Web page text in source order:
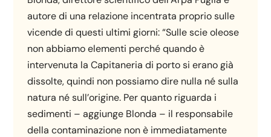
autore di una relazione incentrata proprio sulle
vicende di questi ultimi giorni: “Sulle scie oleose
non abbiamo elementi perché quando è
intervenuta la Capitaneria di porto si erano già
dissolte, quindi non possiamo dire nulla né sulla
natura né sull’origine. Per quanto riguarda i
sedimenti – aggiunge Blonda – il responsabile
della contaminazione non è immediatamente